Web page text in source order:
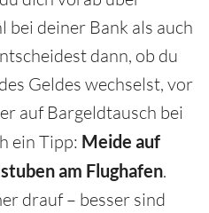
bei deiner Bank als auch
dann, ob du
Geldes wechselst, vor
auf Bargeldtausch bei
ein Tipp: Meide auf
am Flughafen.
drauf – besser sind